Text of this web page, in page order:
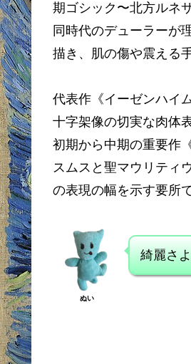
期ゴシック〜北方ルネ
同時代のデューラーが
描き、肌の傷や震える
代表作《イーゼンハイ
十字架像の切実な肉体
初期から中期の重要作
スムスと聖マウリティ
の表現の幅を示す要所で
ぬい
綺麗さ